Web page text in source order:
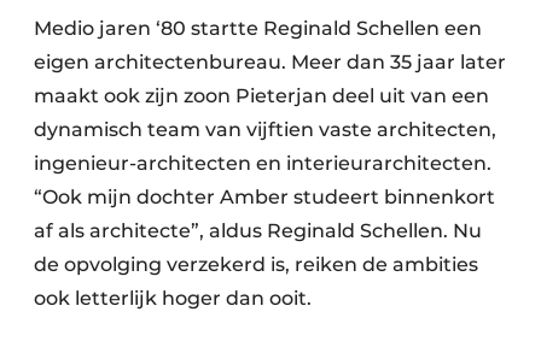
Medio jaren ‘80 startte Reginald Schellen een
eigen architectenbureau. Meer dan 35 jaar later
maakt ook zijn zoon Pieterjan deel uit van een
dynamisch team van vijftien vaste architecten,
ingenieur-architecten en interieurarchitecten.
“Ook mijn dochter Amber studeert binnenkort
af als architecte”, aldus Reginald Schellen. Nu
de opvolging verzekerd is, reiken de ambities
ook letterlijk hoger dan ooit.